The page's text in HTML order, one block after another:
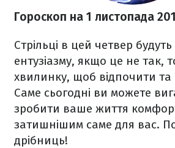
Гороскоп на 1 листопада
Стрільці в цей четвер будуть
ентузіазму, якщо це не так,
хвилинку, щоб відпочити та
Саме сьогодні ви можете
зробити ваше життя
затишнішим саме для вас.
дрібниць!